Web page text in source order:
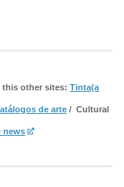
this other sites: Tinta(a
de arte / Cultural
news